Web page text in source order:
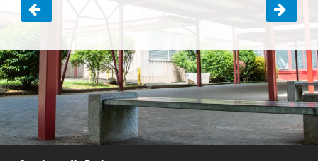
Navigazione
articoli